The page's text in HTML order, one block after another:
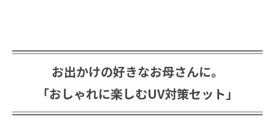
お出かけの好きなお母さんに。
「おしゃれに楽しむUV対策セット」